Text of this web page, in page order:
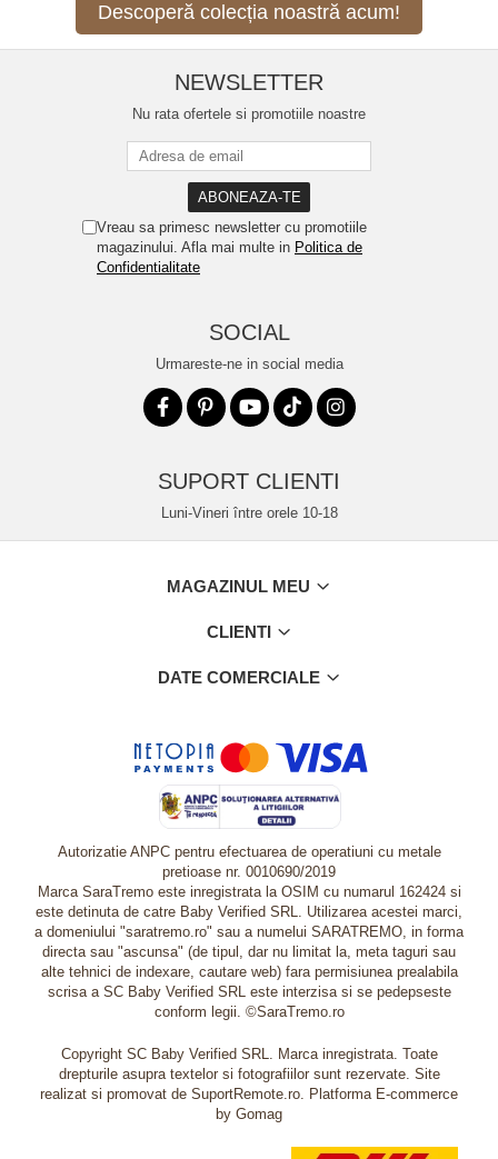
Descoperă colecția noastră acum!
NEWSLETTER
Nu rata ofertele si promotiile noastre
Vreau sa primesc newsletter cu promotiile
magazinului. Afla mai multe in Politica de
Confidentialitate
SOCIAL
Urmareste-ne in social media
SUPORT CLIENTI
Luni-Vineri între orele 10-18
MAGAZINUL MEU
CLIENTI
DATE COMERCIALE
Autorizatie ANPC pentru efectuarea de operatiuni cu metale
pretioase nr. 0010690/2019
Marca SaraTremo este inregistrata la OSIM cu numarul 162424 si
este detinuta de catre Baby Verified SRL. Utilizarea acestei marci,
a domeniului "saratremo.ro" sau a numelui SARATREMO, in forma
directa sau "ascunsa" (de tipul, dar nu limitat la, meta taguri sau
alte tehnici de indexare, cautare web) fara permisiunea prealabila
scrisa a SC Baby Verified SRL este interzisa si se pedepseste
conform legii. ©SaraTremo.ro
Copyright SC Baby Verified SRL. Marca inregistrata. Toate
drepturile asupra textelor si fotografiilor sunt rezervate. Site
realizat si promovat de SuportRemote.ro. Platforma E-commerce
by Gomag